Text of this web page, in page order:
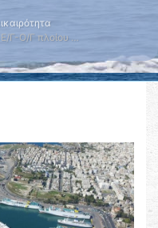
Γ-Ο/Γ πλοίου …